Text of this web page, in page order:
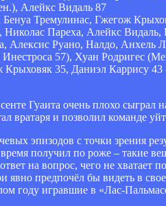
Алейкс Видаль 87
Тремулинас, Гжегож
Николас Пареха, Алейкс
Алексис Руано, Налдо, Анхель
57), Хуан Родригес
Крыховяк 35, Даниэл Каррису
Гуаита очень плохо
вратаря и позволил команде
эпизодов с точки зрения
получил по роже – такие
на вопрос, чего не хватает
явно предпочёл бы видеть в
году игравшие в «Лас-